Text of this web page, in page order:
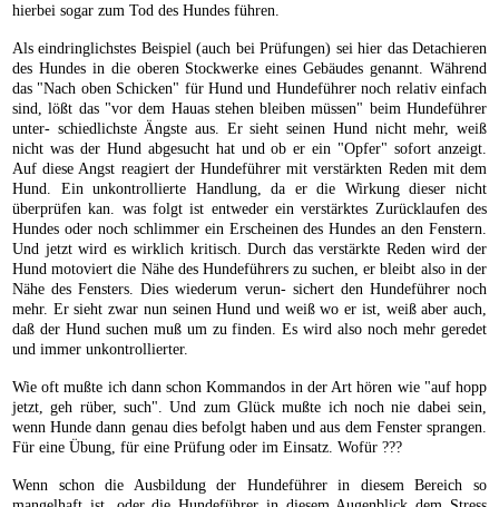
hierbei sogar zum Tod des Hundes führen.
Als eindringlichstes Beispiel (auch bei Prüfungen) sei hier das Detachieren
des Hundes in die oberen Stockwerke eines Gebäudes genannt. Während
das "Nach oben Schicken" für Hund und Hundeführer noch relativ einfach
sind, lößt das "vor dem Hauas stehen bleiben müssen" beim Hundeführer
unter- schiedlichste Ängste aus. Er sieht seinen Hund nicht mehr, weiß
nicht was der Hund abgesucht hat und ob er ein "Opfer" sofort anzeigt.
Auf diese Angst reagiert der Hundeführer mit verstärkten Reden mit dem
Hund. Ein unkontrollierte Handlung, da er die Wirkung dieser nicht
überprüfen kan. was folgt ist entweder ein verstärktes Zurücklaufen des
Hundes oder noch schlimmer ein Erscheinen des Hundes an den Fenstern.
Und jetzt wird es wirklich kritisch. Durch das verstärkte Reden wird der
Hund motoviert die Nähe des Hundeführers zu suchen, er bleibt also in der
Nähe des Fensters. Dies wiederum verun- sichert den Hundeführer noch
mehr. Er sieht zwar nun seinen Hund und weiß wo er ist, weiß aber auch,
daß der Hund suchen muß um zu finden. Es wird also noch mehr geredet
und immer unkontrollierter.
Wie oft mußte ich dann schon Kommandos in der Art hören wie "auf hopp
jetzt, geh rüber, such". Und zum Glück mußte ich noch nie dabei sein,
wenn Hunde dann genau dies befolgt haben und aus dem Fenster sprangen.
Für eine Übung, für eine Prüfung oder im Einsatz. Wofür ???
Wenn schon die Ausbildung der Hundeführer in diesem Bereich so